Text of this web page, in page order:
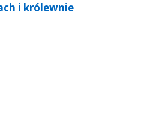
i królewnie